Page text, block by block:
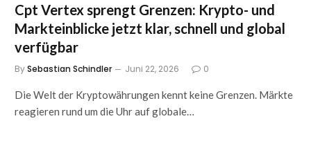
Cpt Vertex sprengt Grenzen: Krypto- und
Markteinblicke jetzt klar, schnell und global
verfügbar
BySebastian Schindler Juni 22, 2026 0
Die Welt der Kryptowährungen kennt keine Grenzen. Märkte
reagieren rund um die Uhr auf globale…